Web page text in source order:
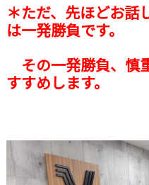
＊ただ、先ほどお話
は一発勝負です。
その一発勝負、慎
すすめします。